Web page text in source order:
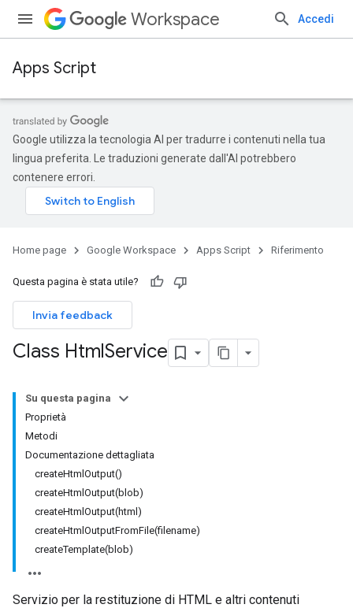
Workspace Accedi
Apps Script
Google utilizza la tecnologia AI per tradurre i contenuti nella tua
lingua preferita. Le traduzioni generate dall'AI potrebbero
contenere errori.
Home page Google Workspace Apps Script Riferimento
Questa pagina è stata utile?
Invia feedback
Class HtmlService
Su questa pagina
Proprietà
Metodi
Documentazione dettagliata
createHtmlOutput()
createHtmlOutput(blob)
createHtmlOutput(html)
createHtmlOutputFromFile(filename)
createTemplate(blob)
Servizio per la restituzione di HTML e altri contenuti